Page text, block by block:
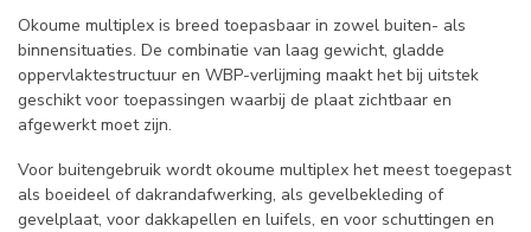
Okoume multiplex is breed toepasbaar in zowel buiten- als
binnensituaties. De combinatie van laag gewicht, gladde
oppervlaktestructuur en WBP-verlijming maakt het bij uitstek
geschikt voor toepassingen waarbij de plaat zichtbaar en
afgewerkt moet zijn.
Voor buitengebruik wordt okoume multiplex het meest toegepast
als boeideel of dakrandafwerking, als gevelbekleding of
gevelplaat, voor dakkapellen en luifels, en voor schuttingen en